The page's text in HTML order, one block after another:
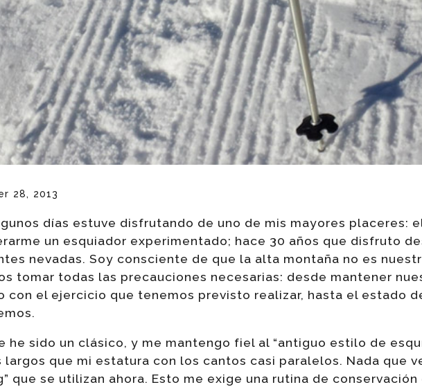
28, 2013
días estuve disfrutando de uno de mis mayores placeres:
un esquiador experimentado; hace 30 años que disfruto
nevadas. Soy consciente de que la alta montaña no es
tomar todas las precauciones necesarias: desde mantener
con el ejercicio que tenemos previsto realizar, hasta el estado
he sido un clásico, y me mantengo fiel al “antiguo estilo de
largos que mi estatura con los cantos casi paralelos. Nada que
que se utilizan ahora. Esto me exige una rutina de